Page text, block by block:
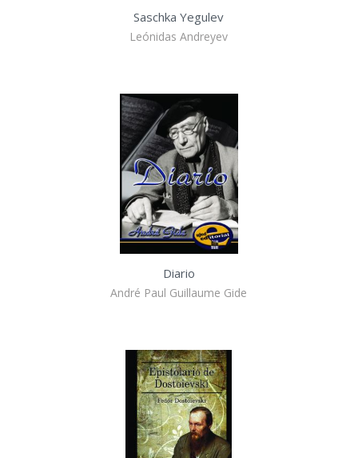
Saschka Yegulev
Leónidas Andreyev
Diario
André Paul Guillaume Gide